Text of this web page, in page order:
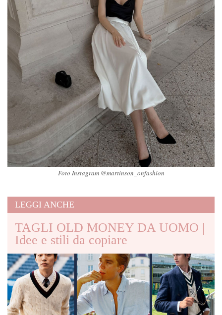
Foto Instagram @martinson_onfashion
LEGGI ANCHE
TAGLI OLD MONEY DA UOMO |
Idee e stili da copiare